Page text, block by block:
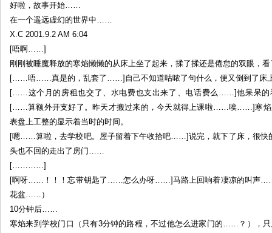
寒
焰
好啦，故事开始……
在一个遥远虚幻的世界中……
X.C 2001.9.2 AM 6:04
[唔啊……]
刚刚被睡魔释放的寒焰懒懒的从床上坐了起来，揉了揉还是倦怠的双眼，
[……唔……真是的，乱套了……]自己不知道咕哝了句什么，便又倒到了
[……这个月的房租也交了、水电费也支出来了、电话费么……]他呆呆
[……算额外开支好了。昨天才搬过来的，今天就得上课啦……唉……]寒焰
表盘上工整的显示着当时的时间。
[嗯……算啦，去学校吧。屋子留着下午收拾吧……]说完，就下了床，很快
头也不回的走出了房门……
[…………]
[啊呀……！！！忘带钥匙了……怎么办呀……]马路上回响着凄凉的叫声
花盆……）
10分钟后……
寒焰来到学校门口（只有3分钟的路程，不过他怎么进家门的……？），